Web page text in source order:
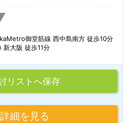
御堂筋線 西中島南方 徒歩10分
新大阪 徒歩11分
リストへ保存
詳細を見る